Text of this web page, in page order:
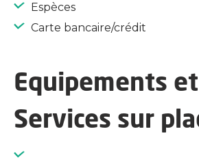
Espèces
Carte bancaire/crédit
Equipements et
Services sur